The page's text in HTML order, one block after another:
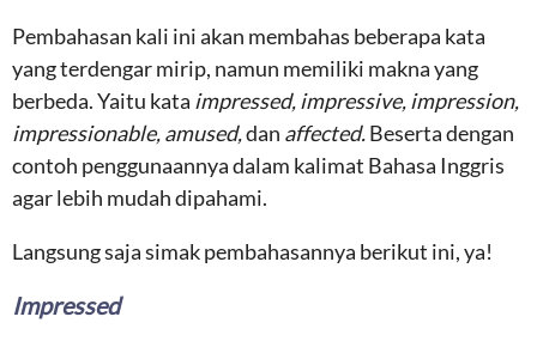
Pembahasan kali ini akan membahas beberapa kata
yang terdengar mirip, namun memiliki makna yang
berbeda. Yaitu kata impressed, impressive, impression,
impressionable, amused,dan affected.Beserta dengan
contoh penggunaannya dalam kalimat Bahasa Inggris
agar lebih mudah dipahami.
Langsung saja simak pembahasannya berikut ini, ya!
Impressed